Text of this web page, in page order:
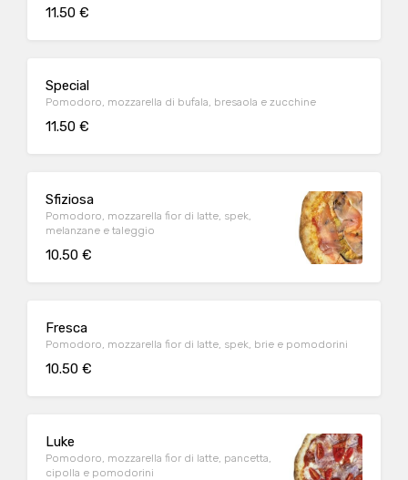
11.50 €
Special
Pomodoro, mozzarella di bufala, bresaola e zucchine
11.50 €
Sfiziosa
Pomodoro, mozzarella fior di latte, spek,
melanzane e taleggio
10.50 €
Fresca
Pomodoro, mozzarella fior di latte, spek, brie e pomodorini
10.50 €
Luke
Pomodoro, mozzarella fior di latte, pancetta,
cipolla e pomodorini